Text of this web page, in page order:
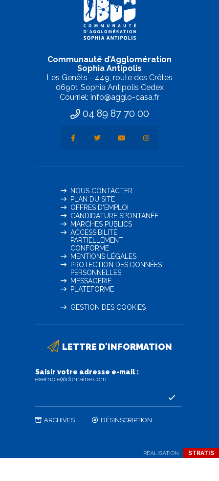
Communauté d’Agglomération
Sophia Antipolis
Les Genêts - 449, route des Crêtes
06901 Sophia Antipolis Cedex
Courriel: info@agglo-casa.fr
04 89 87 70 00
NOUS CONTACTER
PLAN DU SITE
OFFRES D'EMPLOI
CANDIDATURE SPONTANÉE
MARCHÉS PUBLICS
ACCESSIBILITÉ :
PARTIELLEMENT
CONFORME
MENTIONS LÉGALES
PROTECTION DES DONNÉES
PERSONNELLES
MESSAGERIE
PLATEFORME
GESTION DES COOKIES
LETTRE D'INFORMATION
Saisir votre adresse e-mail :
exemple@domaine.com
ARCHIVES DÉSINSCRIPTION
RÉALISATION STRATIS